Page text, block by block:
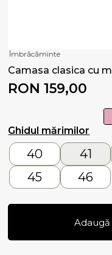
Îmbrăcăminte
Camasa clasica cu
RON 159,00
Ghidul mărimilor
40 41
45
46